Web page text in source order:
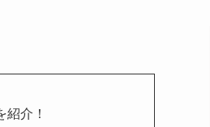
紹介！